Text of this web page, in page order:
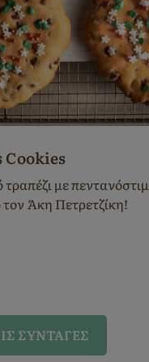
Cookies
με
Άκη Πετρετζίκη!
ΣΥΝΤΑΓΈΣ